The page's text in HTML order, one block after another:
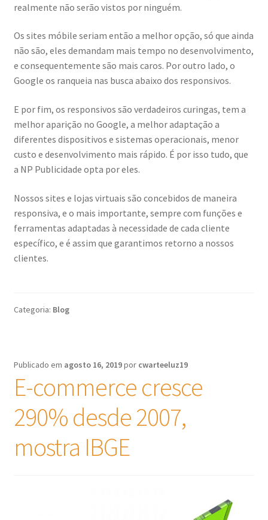
realmente não serão vistos por ninguém.
Os sites móbile seriam então a melhor opção, só que ainda
não são, eles demandam mais tempo no desenvolvimento,
e consequentemente são mais caros. Por outro lado, o
Google os ranqueia nas busca abaixo dos responsivos.
E por fim, os responsivos são verdadeiros curingas, tem a
melhor aparição no Google, a melhor adaptação a
diferentes dispositivos e sistemas operacionais, menor
custo e desenvolvimento mais rápido. É por isso tudo, que
a NP Publicidade opta por eles.
Nossos sites e lojas virtuais são concebidos de maneira
responsiva, e o mais importante, sempre com funções e
ferramentas adaptadas à necessidade de cada cliente
específico, e é assim que garantimos retorno a nossos
clientes.
Categoria: Blog
Publicado em agosto 16, 2019por cwarteeluz19
E-commerce cresce
290% desde 2007,
mostra IBGE